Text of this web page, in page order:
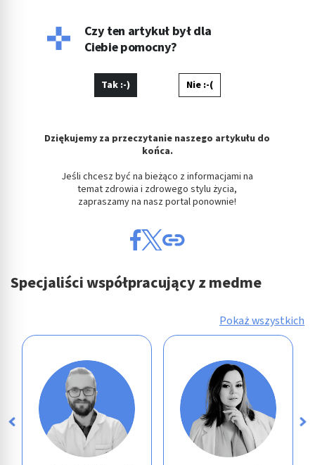
Czy ten artykuł był dla
Ciebie pomocny?
Tak :-) Nie :-(
Dziękujemy za przeczytanie naszego artykułu do
końca.
Jeśli chcesz być na bieżąco z informacjami na
temat zdrowia i zdrowego stylu życia,
zapraszamy na nasz portal ponownie!
Specjaliści współpracujący z medme
Pokaż wszystkich